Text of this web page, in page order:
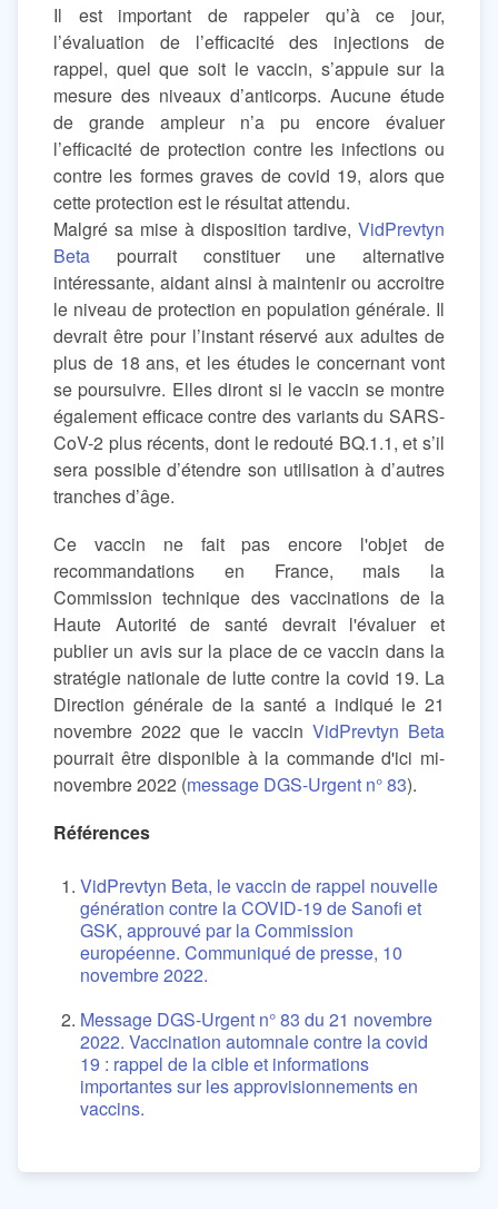
Il est important de rappeler qu’à ce jour,
l’évaluation de l’efficacité des injections de
rappel, quel que soit le vaccin, s’appuie sur la
mesure des niveaux d’anticorps. Aucune étude
de grande ampleur n’a pu encore évaluer
l’efficacité de protection contre les infections ou
contre les formes graves de covid 19, alors que
cette protection est le résultat attendu.
Malgré sa mise à disposition tardive, VidPrevtyn
Beta pourrait constituer une alternative
intéressante, aidant ainsi à maintenir ou accroitre
le niveau de protection en population générale. Il
devrait être pour l’instant réservé aux adultes de
plus de 18 ans, et les études le concernant vont
se poursuivre. Elles diront si le vaccin se montre
également efficace contre des variants du SARS-
CoV-2 plus récents, dont le redouté BQ.1.1, et s’il
sera possible d’étendre son utilisation à d’autres
tranches d’âge.
Ce vaccin ne fait pas encore l'objet de
recommandations en France, mais la
Commission technique des vaccinations de la
Haute Autorité de santé devrait l'évaluer et
publier un avis sur la place de ce vaccin dans la
stratégie nationale de lutte contre la covid 19. La
Direction générale de la santé a indiqué le 21
novembre 2022 que le vaccin VidPrevtyn Beta
pourrait être disponible à la commande d'ici mi-
novembre 2022 (message DGS-Urgent n° 83).
Références
VidPrevtyn Beta, le vaccin de rappel nouvelle
génération contre la COVID-19 de Sanofi et
GSK, approuvé par la Commission
européenne. Communiqué de presse, 10
novembre 2022.
Message DGS-Urgent n° 83 du 21 novembre
2022. Vaccination automnale contre la covid
19 : rappel de la cible et informations
importantes sur les approvisionnements en
vaccins.